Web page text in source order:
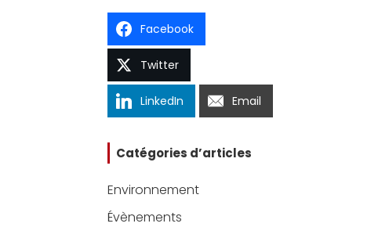
Facebook
Twitter
LinkedIn Email
Catégories d’articles
Environnement
Évènements